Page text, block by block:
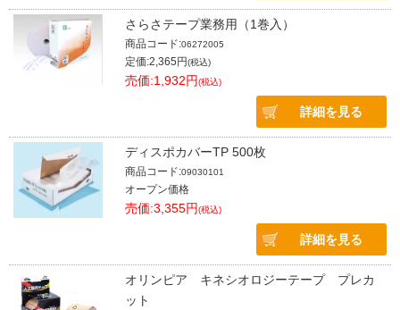
さらさテープ業務用（1巻入）
商品コード:06272005
定価:2,365円(税込)
売価:1,932円(税込)
詳細を見る
ディスポカバーTP 500枚
商品コード:09030101
オープン価格
売価:3,355円(税込)
詳細を見る
オリンピア キネシオロジーテープ プレカ
ット